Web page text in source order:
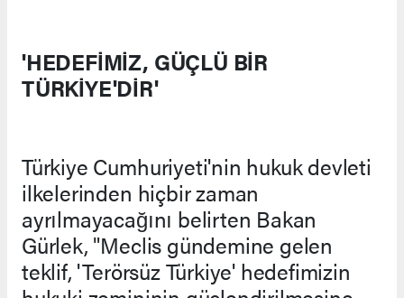
'HEDEFİMİZ, GÜÇLÜ BİR
TÜRKİYE'DİR'
Türkiye Cumhuriyeti'nin hukuk devleti
ilkelerinden hiçbir zaman
ayrılmayacağını belirten Bakan
Gürlek, "Meclis gündemine gelen
teklif, 'Terörsüz Türkiye' hedefimizin